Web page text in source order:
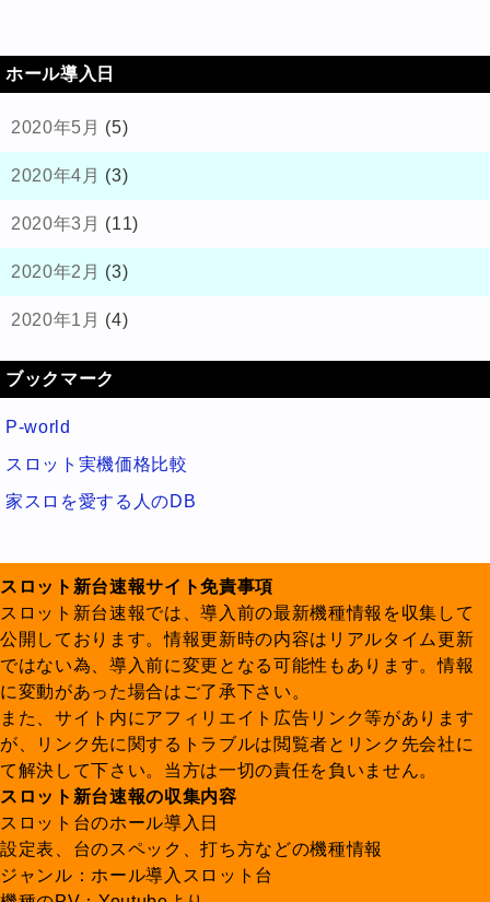
ホール導入日
2020年5月 (5)
2020年4月 (3)
2020年3月 (11)
2020年2月 (3)
2020年1月 (4)
ブックマーク
P-world
スロット実機価格比較
家スロを愛する人のDB
スロット新台速報サイト免責事項
スロット新台速報では、導入前の最新機種情報を収集して
公開しております。情報更新時の内容はリアルタイム更新
ではない為、導入前に変更となる可能性もあります。情報
に変動があった場合はご了承下さい。
また、サイト内にアフィリエイト広告リンク等があります
が、リンク先に関するトラブルは閲覧者とリンク先会社に
て解決して下さい。当方は一切の責任を負いません。
スロット新台速報の収集内容
スロット台のホール導入日
設定表、台のスペック、打ち方などの機種情報
ジャンル：ホール導入スロット台